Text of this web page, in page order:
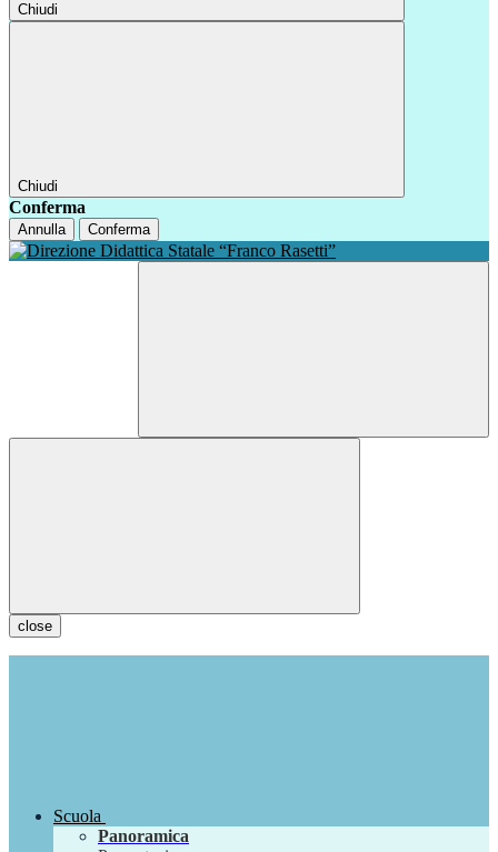
Chiudi
Chiudi
Conferma
Annulla Conferma
close
Scuola
Panoramica